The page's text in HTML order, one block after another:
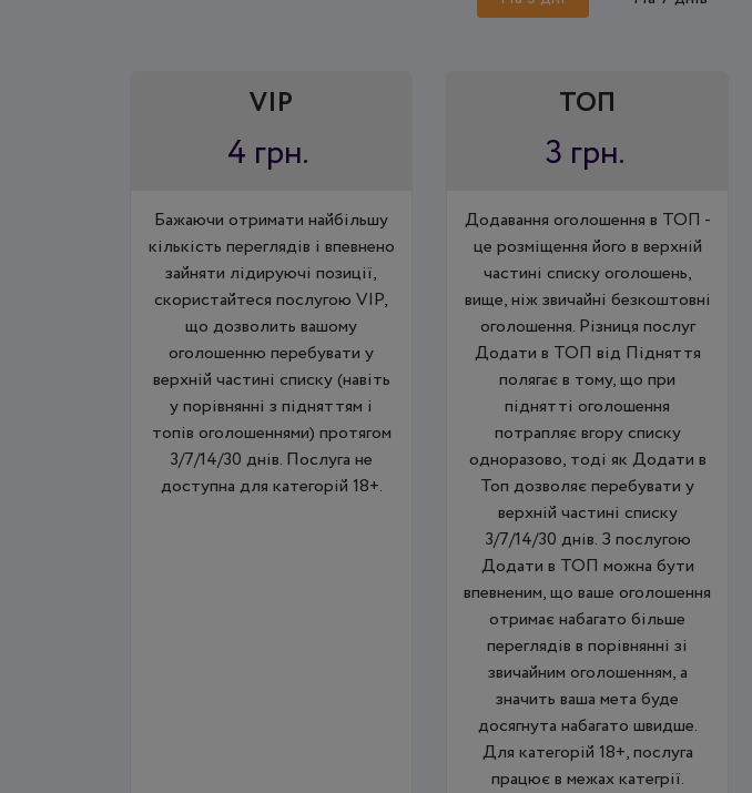
VIP
4 грн.
Бажаючи отримати найбільшу
кількість переглядів і впевнено
зайняти лідируючі позиції,
скористайтеся послугою VIP,
що дозволить вашому
оголошенню перебувати у
верхній частині списку (навіть
у порівнянні з підняттям і
топів оголошеннями) протягом
3/7/14/30 днів. Послуга не
доступна для категорій 18+.
ТОП
3 грн.
Додавання оголошення в ТОП -
це розміщення його в верхній
частині списку оголошень,
вище, ніж звичайні безкоштовні
оголошення. Різниця послуг
Додати в ТОП від Підняття
полягає в тому, що при
піднятті оголошення
потрапляє вгору списку
одноразово, тоді як Додати в
Топ дозволяє перебувати у
верхній частині списку
3/7/14/30 днів. З послугою
Додати в ТОП можна бути
впевненим, що ваше оголошення
отримає набагато більше
переглядів в порівнянні зі
звичайним оголошенням, а
значить ваша мета буде
досягнута набагато швидше.
Для категорій 18+, послуга
працює в межах категрії.